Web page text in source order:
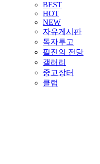
BEST
HOT
NEW
자유게시판
독자투고
필진의 전당
갤러리
중고장터
클럽